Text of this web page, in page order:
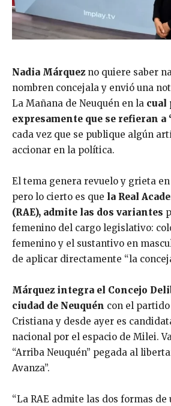
Nadia Márquez no quiere saber
nombren concejala y envió una
La Mañana de Neuquén en la cual
expresamente que se refieran a
cada vez que se publique algún
accionar en la política.
El tema genera revuelo y grieta
pero lo cierto es que la Real
(RAE), admite las dos variantes
femenino del cargo legislativo:
femenino y el sustantivo en
de aplicar directamente “la
Márquez integra el Concejo
ciudad de Neuquén con el
Cristiana y desde ayer es
nacional por el espacio de Milei.
“Arriba Neuquén” pegada al
Avanza”.
“La RAE admite las dos formas de